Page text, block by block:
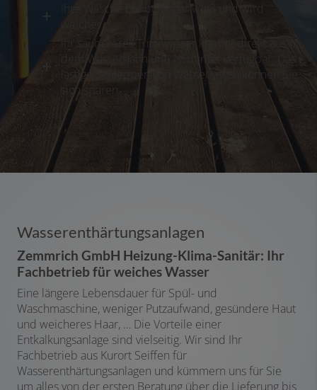
Ihre Wäsche bleibt länger weiß und wird
weicher
Ihr saubereres Trinkwasser kommt direkt aus
dem Wasserhahn und ist immer verfügbar. Das
lästige Schleppen von Wasserkisten können Sie
sich sparen.
Wasserenthärtungsanlagen
Zemmrich GmbH Heizung-Klima-Sanitär: Ihr
Fachbetrieb für weiches Wasser
Eine längere Lebensdauer für Spül- und
Waschmaschine, weniger Putzaufwand, gesündere Haut
und weicheres Haar, … Die Vorteile einer
Entkalkungsanlage sind vielseitig. Wir sind Ihr
Fachbetrieb aus Kurort Seiffen für
Wasserenthärtungsanlagen und kümmern uns für Sie
um alles von der ersten Beratung über die Lieferung bis